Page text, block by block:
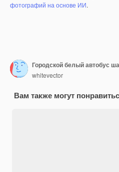
фотографий на основе ИИ.
Городской белый автобус
whitevector
Вам также могут